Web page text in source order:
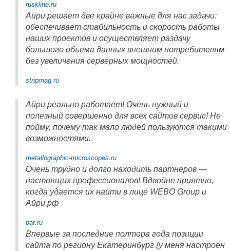
ruskline.ru
Айри решает две крайне важные для нас задачи:
обеспечивает стабильность и скорость работы
наших проектов и осуществляет раздачу
большого объема данных внешним потребителям
без увеличения серверных мощностей.
stripmag.ru
Айри реально работает! Очень нужный и
полезный совершенно для всех сайтов сервис! Не
пойму, почему так мало людей пользуются такими
возможностями.
metallographic-microscopes.ru
Очень трудно и долго находить партнеров —
настоящих профессионалов! Вдвойне приятно,
когда удается их найти в лице WEBO Group и
Айри.рф
par.ru
Впервые за последние полтора года позиции
сайта по региону Екатеринбург (у меня настроен